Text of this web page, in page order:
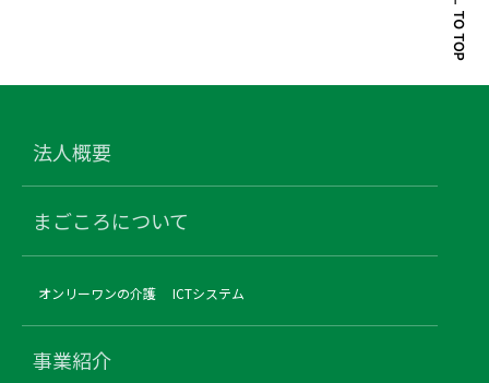
法人概要
まごころについて
オンリーワンの介護 ICTシステム
事業紹介